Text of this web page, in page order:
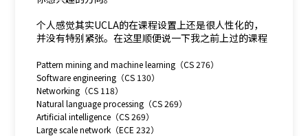
个人感觉其实UCLA的在课程设置上还是很人性化的，
并没有特别紧张。在这里顺便说一下我之前上过的课程
Pattern mining and machine learning（CS 276）
Software engineering（CS 130）
Networking（CS 118）
Natural language processing（CS 269）
Artificial intelligence（CS 269）
Large scale network（ECE 232）